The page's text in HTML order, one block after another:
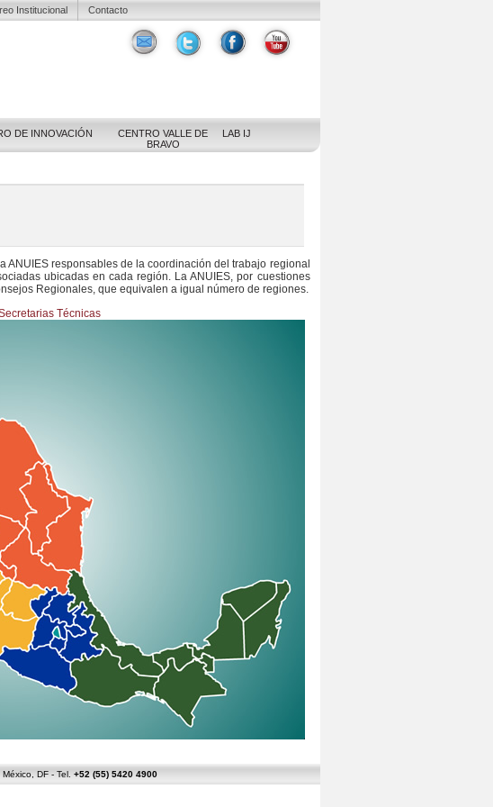
DE INNOVACIÓN
CENTRO VALLE DE
BRAVO
LAB IJ
Institucional Contacto
ANUIES responsables de la coordinación del trabajo regional
ubicadas en cada región. LaANUIES, por cuestiones
Regionales, que equivalen a igual número de regiones.
Técnicas
DF - Tel. +52 (55) 5420 4900